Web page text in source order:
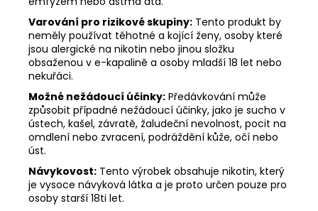
Varování pro rizikové skupiny: Tento produkt by
neměly používat těhotné a kojící ženy, osoby které
jsou alergické na nikotin nebo jinou složku
obsaženou v e-kapalině a osoby mladší 18 let nebo
nekuřáci.
Možné nežádoucí účinky: Předávkování může
způsobit případné nežádoucí účinky, jako je sucho v
ústech, kašel, závratě, žaludeční nevolnost, pocit na
omdlení nebo zvracení, podráždění kůže, očí nebo
úst.
Návykovost: Tento výrobek obsahuje nikotin, který
je vysoce návyková látka a je proto určen pouze pro
osoby starší 18ti let.